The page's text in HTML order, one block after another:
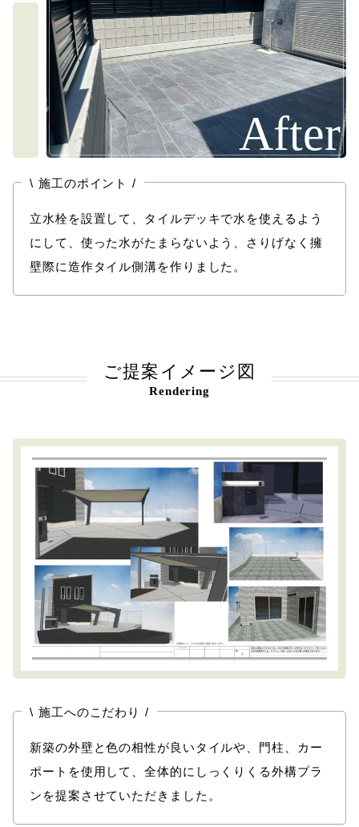
After
\ 施工のポイント /
立水栓を設置して、タイルデッキで水を使えるよう
にして、使った水がたまらないよう、さりげなく擁
壁際に造作タイル側溝を作りました。
ご提案イメージ図
Rendering
\ 施工へのこだわり /
新築の外壁と色の相性が良いタイルや、門柱、カー
ポートを使用して、全体的にしっくりくる外構プラ
ンを提案させていただきました。